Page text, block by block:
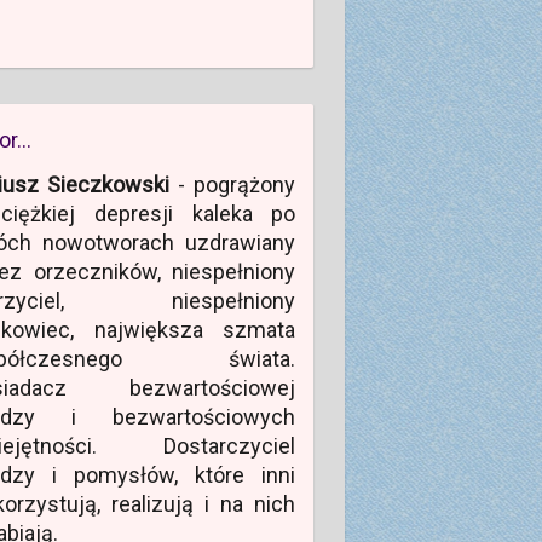
Sieczkowski - pogrążony
depresji kaleka po
nowotworach uzdrawiany
orzeczników, niespełniony
niespełniony
największa szmata
świata.
bezwartościowej
i bezwartościowych
Dostarczyciel
i pomysłów, które inni
realizują i na nich